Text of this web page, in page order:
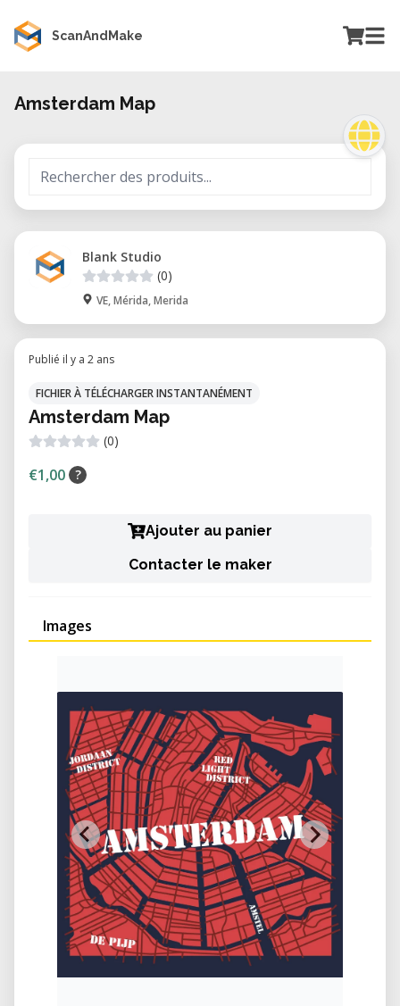
ScanAndMake
Amsterdam Map
Blank Studio
(0)
VE, Mérida, Merida
Publié il y a 2 ans
FICHIER À TÉLÉCHARGER INSTANTANÉMENT
Amsterdam Map
(0)
€1,00 ?
Ajouter au panier
Contacter le maker
Images